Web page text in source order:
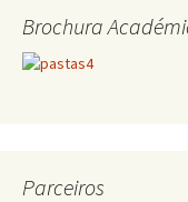
Brochura
Parceiros